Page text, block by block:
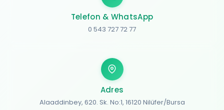
Telefon & WhatsApp
0 543 727 72 77
Adres
Alaaddinbey, 620. Sk. No:1, 16120 Nilüfer/Bursa